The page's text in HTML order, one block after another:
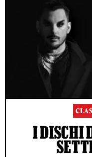
I DISCHI